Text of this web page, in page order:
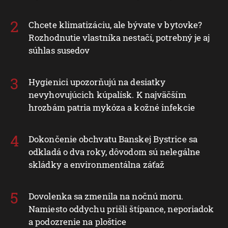
Chcete klimatizáciu, ale bývate v bytovke?
Rozhodnutie vlastníka nestačí, potrebný je aj
súhlas susedov
Hygienici upozorňujú na desiatky
nevyhovujúcich kúpalísk. K najväčším
hrozbám patria mykóza a kožné infekcie
Dokončenie obchvatu Banskej Bystrice sa
odkladá o dva roky, dôvodom sú nelegálne
skládky a environmentálna záťaž
Dovolenka sa zmenila na nočnú moru.
Namiesto oddychu prišli štípance, neporiadok
a podozrenie na ploštice